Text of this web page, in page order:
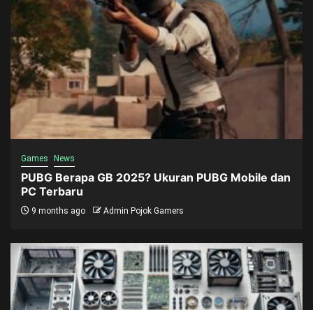
Games News
PUBG Berapa GB 2025? Ukuran PUBG Mobile dan
PC Terbaru
9 months ago Admin Pojok Gamers